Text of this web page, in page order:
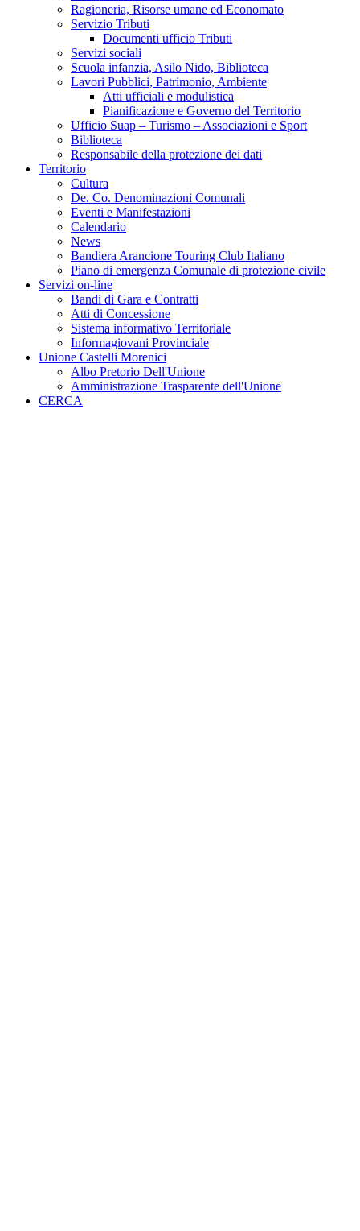
Ragioneria, Risorse umane ed Economato
Servizio Tributi
Documenti ufficio Tributi
Servizi sociali
Scuola infanzia, Asilo Nido, Biblioteca
Lavori Pubblici, Patrimonio, Ambiente
Atti ufficiali e modulistica
Pianificazione e Governo del Territorio
Ufficio Suap – Turismo – Associazioni e Sport
Biblioteca
Responsabile della protezione dei dati
Territorio
Cultura
De. Co. Denominazioni Comunali
Eventi e Manifestazioni
Calendario
News
Bandiera Arancione Touring Club Italiano
Piano di emergenza Comunale di protezione civile
Servizi on-line
Bandi di Gara e Contratti
Atti di Concessione
Sistema informativo Territoriale
Informagiovani Provinciale
Unione Castelli Morenici
Albo Pretorio Dell'Unione
Amministrazione Trasparente dell'Unione
CERCA